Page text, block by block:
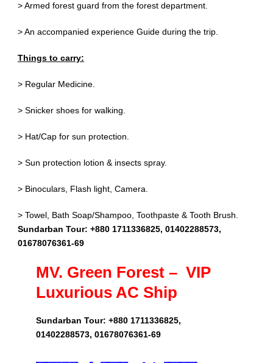
> Armed forest guard from the forest department.
> An accompanied experience Guide during the trip.
Things to carry:
> Regular Medicine.
> Snicker shoes for walking.
> Hat/Cap for sun protection.
> Sun protection lotion & insects spray.
> Binoculars, Flash light, Camera.
> Towel, Bath Soap/Shampoo, Toothpaste & Tooth Brush.
Sundarban Tour: +880 1711336825, 01402288573,
01678076361-69
MV. Green Forest – VIP
Luxurious AC Ship
Sundarban Tour: +880 1711336825,
01402288573, 01678076361-69